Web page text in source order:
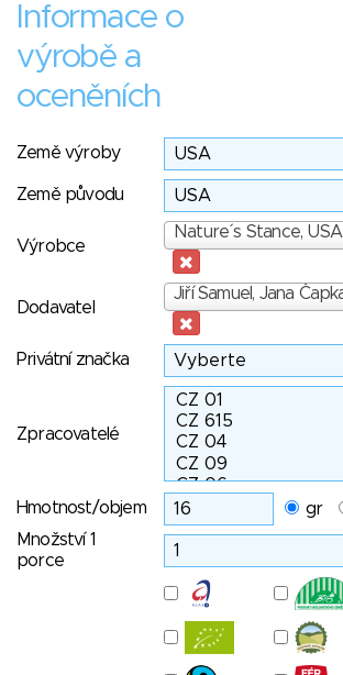
Informace o
výrobě a
oceněních
Země výroby
Země původu
Výrobce
Nature´s Stance, USA
Výrobce
Dodavatel
Dodavatel
Privátní značka
Zpracovatelé
Hmotnost/objem gr
Množství 1
porce